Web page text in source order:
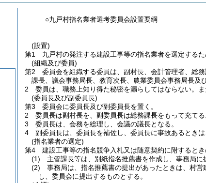
○九戸村指名業者選考委員会設置要綱
(設置)
第1 九戸村の発注する建設工事等の指名業者を選定する
(組織及び委員)
第2 委員会を組織する委員は、副村長、会計管理者、総
課長、議会事務局長、教育次長、農業委員会事務局長及
2 委員は、職務上知り得た秘密を漏らしてはならない。ま
(委員長及び副委員長)
第3 委員会に委員長及び副委員長を置く。
2 委員長は副村長を、副委員長は総務課長をもって充てる
3 委員長は、会務を総理し、会議の議長となる。
4 副委員長は、委員長を補佐し、委員長に事故あるときは
(指名業者の選定)
第4 建設工事等の指名競争入札又は随意契約に附するとき
(1) 主管課長等は、別紙指名推薦書を作成し、事務局に
(2) 事務局は、指名推薦書の提出があったときは、村
し、委員会に提出するものとする。